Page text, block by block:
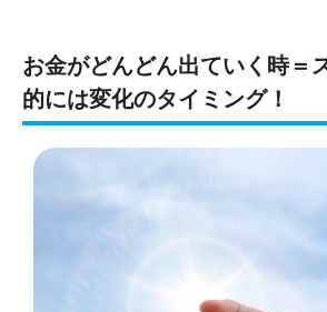
お金がどんどん出ていく時＝
的には変化のタイミング！